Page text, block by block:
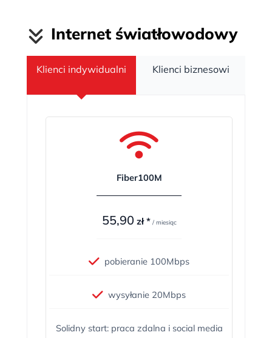
Internet światłowodowy
Klienci indywidualni Klienci biznesowi
Fiber100M
55,90 zł * / miesiąc
pobieranie 100Mbps
wysyłanie 20Mbps
Solidny start: praca zdalna i social media